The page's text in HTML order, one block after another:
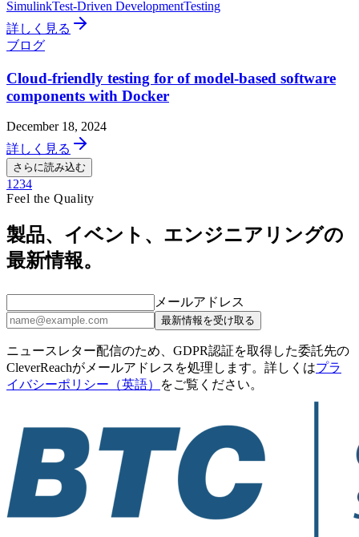
SimulinkTest-Driven DevelopmentTesting
詳しく見る
ブログ
Cloud-friendly testing for of model-based software
components with Docker
December 18, 2024
詳しく見る
さらに読み込む
1234
Feel the Quality
製品、イベント、エンジニアリングの
最新情報。
メールアドレス
最新情報を受け取る
ニュースレター配信のため、GDPR認証を取得した委託先の
CleverReachがメールアドレスを処理します。詳しくはプラ
イバシーポリシー（英語）
をご覧ください。